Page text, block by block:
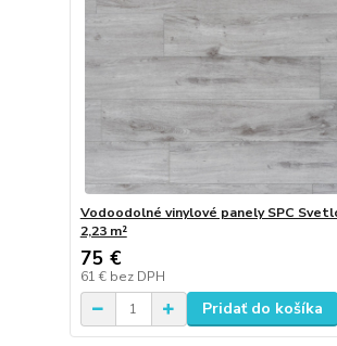
Vodoodolné vinylové panely SPC
2,23 m²
75 €
61 € bez DPH
Pridať do košíka